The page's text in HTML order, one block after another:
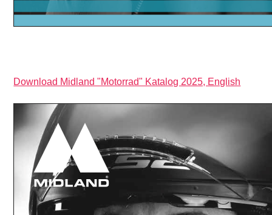
Download Midland "Motorrad" Katalog 2025, English